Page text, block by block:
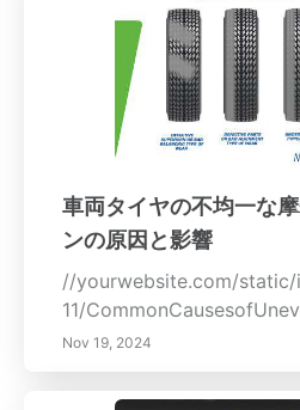
車両タイヤの不均一な
ンの原因と影響
//yourwebsite.com/
11/
Nov 19, 2024